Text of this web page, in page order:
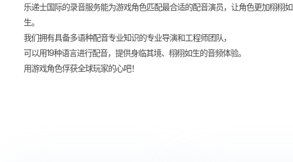
乐递士国际的录音服务能为游戏角色匹配最合适的配音演员，让角色更加栩栩如
生。
我们拥有具备多语种配音专业知识的专业导演和工程师团队，
可以用19种语言进行配音，提供身临其境、栩栩如生的音频体验。
用游戏角色俘获全球玩家的心吧！​